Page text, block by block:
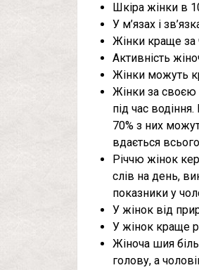
Шкіра жінки в
У м’язах і
Жінки краще за
Активність
Жінки можуть
Жінки за своєю
під час
70% з них
вдається
Річчю жінок
слів на день,
показники у
У жінок від
У жінок краще
Жіноча шия
голову, а